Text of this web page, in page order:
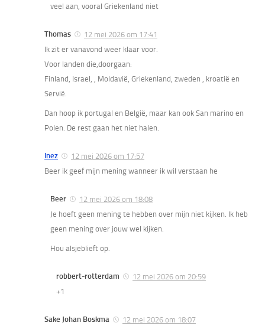
veel aan, vooral Griekenland niet
Thomas
12 mei 2026 om 17:41
Ik zit er vanavond weer klaar voor.
Voor landen die,doorgaan:
Finland, Israel, , Moldavië, Griekenland, zweden , kroatië en
Servië.
Dan hoop ik portugal en België, maar kan ook San marino en
Polen. De rest gaan het niet halen.
Inez
12 mei 2026 om 17:57
Beer ik geef mijn mening wanneer ik wil verstaan he
Beer
12 mei 2026 om 18:08
Je hoeft geen mening te hebben over mijn niet kijken. Ik heb
geen mening over jouw wel kijken.
Hou alsjeblieft op.
robbert-rotterdam
12 mei 2026 om 20:59
+1
Sake Johan Boskma
12 mei 2026 om 18:07